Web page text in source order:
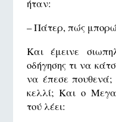
ήταν:
– Πάτερ, πώς
Και έμεινε
οδήγησης τι να
να έπεσε πουθενά;
κελλί; Και ο
τού λέει: